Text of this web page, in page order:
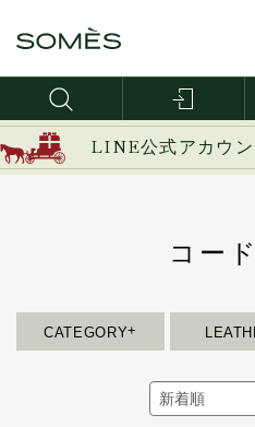
LINE公式アカウン
コー
CATEGORY
新作
インテリア
ブライドルレザー
カーフレザー
イージー
イノベーション
エリテ
エリン
オフィサー